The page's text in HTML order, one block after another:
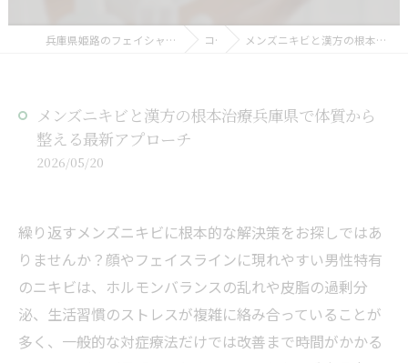
兵庫県姫路のフェイシャルエステなら肌質改善サロン ASBEAUTE コラム メンズニキビと漢方の根本治療兵庫県で体質から整える最新アプローチ
メンズニキビと漢方の根本治療兵庫県で体質から
整える最新アプローチ
2026/05/20
繰り返すメンズニキビに根本的な解決策をお探しではあ
りませんか？顔やフェイスラインに現れやすい男性特有
のニキビは、ホルモンバランスの乱れや皮脂の過剰分
泌、生活習慣のストレスが複雑に絡み合っていることが
多く、一般的な対症療法だけでは改善まで時間がかかる